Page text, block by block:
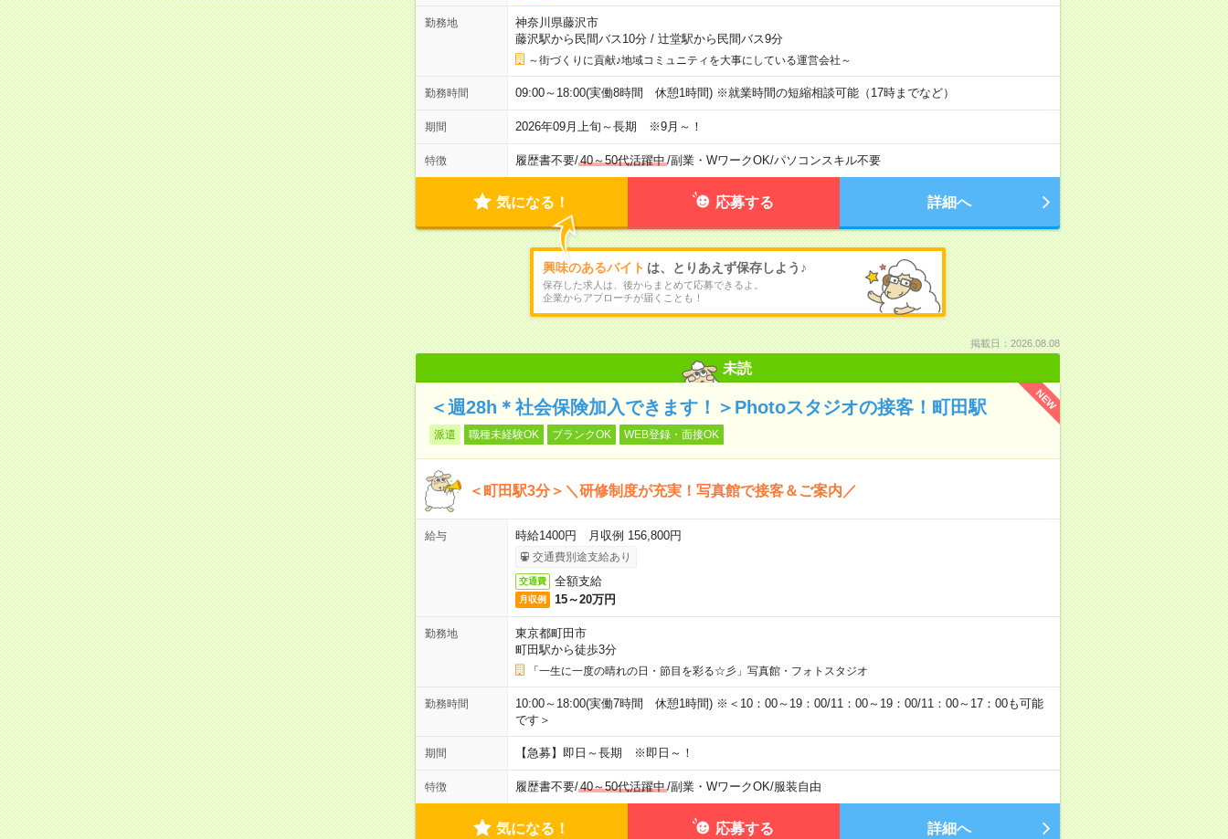
勤務地
神奈川県藤沢市
藤沢駅から民間バス10分/ 辻堂駅から民間バス9分
～街づくりに貢献♪地域コミュニティを大事にしている運営会社～
勤務時間 09:00～18:00(実働8時間 休憩1時間) ※就業時間の短縮相談可能（17時までなど）
期間 2026年09月上旬～長期 ※9月～！
特徴 履歴書不要/40～50代活躍中/副業・WワークOK/パソコンスキル不要
気になる！ 応募する 詳細へ
興味のあるバイト は、とりあえず保存しよう♪
保存した求人は、後からまとめて応募できるよ。
企業からアプローチが届くことも！
掲載日：2026.08.08
未読
NEW
＜週28h＊社会保険加入できます！＞Photoスタジオの接客！町田駅
派遣 職種未経験OK ブランクOK WEB登録・面接OK
＜町田駅3分＞＼研修制度が充実！写真館で接客＆ご案内／
給与 時給1400円 月収例 156,800円
交通費別途支給あり
交通費 全額支給
月収例 15～20万円
勤務地
東京都町田市
町田駅から徒歩3分
「一生に一度の晴れの日・節目を彩る☆彡」写真館・フォトスタジオ
勤務時間
10:00～18:00(実働7時間 休憩1時間) ※＜10：00～19：00/11：00～19：00/11：00～17：00も可能
です＞
期間 【急募】即日～長期 ※即日～！
特徴 履歴書不要/40～50代活躍中/副業・WワークOK/服装自由
気になる！ 応募する 詳細へ